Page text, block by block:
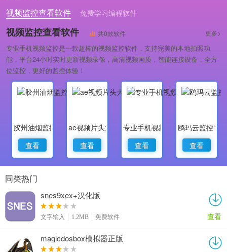
视频监控查看软件
免费学习编程软件
专业做婚礼策划的软件
视频监控查看软件 共0款软件 更多>
专业手机视频监控是一款超棒的视频监控软件，支持完美的本地拍照功
能，平台24小时实时更新视频录像，高清视频画质，智能连接设备，全方
位监控，更好的监控体验！
胶州油烟监控
查看
ae视频片头大师
查看
专业手机视频监控
查看
鸥玛云监控平
查看
同类热门
snes9xex+汉化版
文字输入 1.2MB 免费软件 查看
magicdosbox模拟器正版